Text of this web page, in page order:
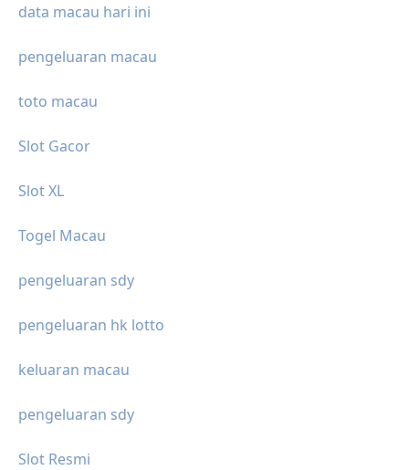
data macau hari ini
pengeluaran macau
toto macau
Slot Gacor
Slot XL
Togel Macau
pengeluaran sdy
pengeluaran hk lotto
keluaran macau
pengeluaran sdy
Slot Resmi